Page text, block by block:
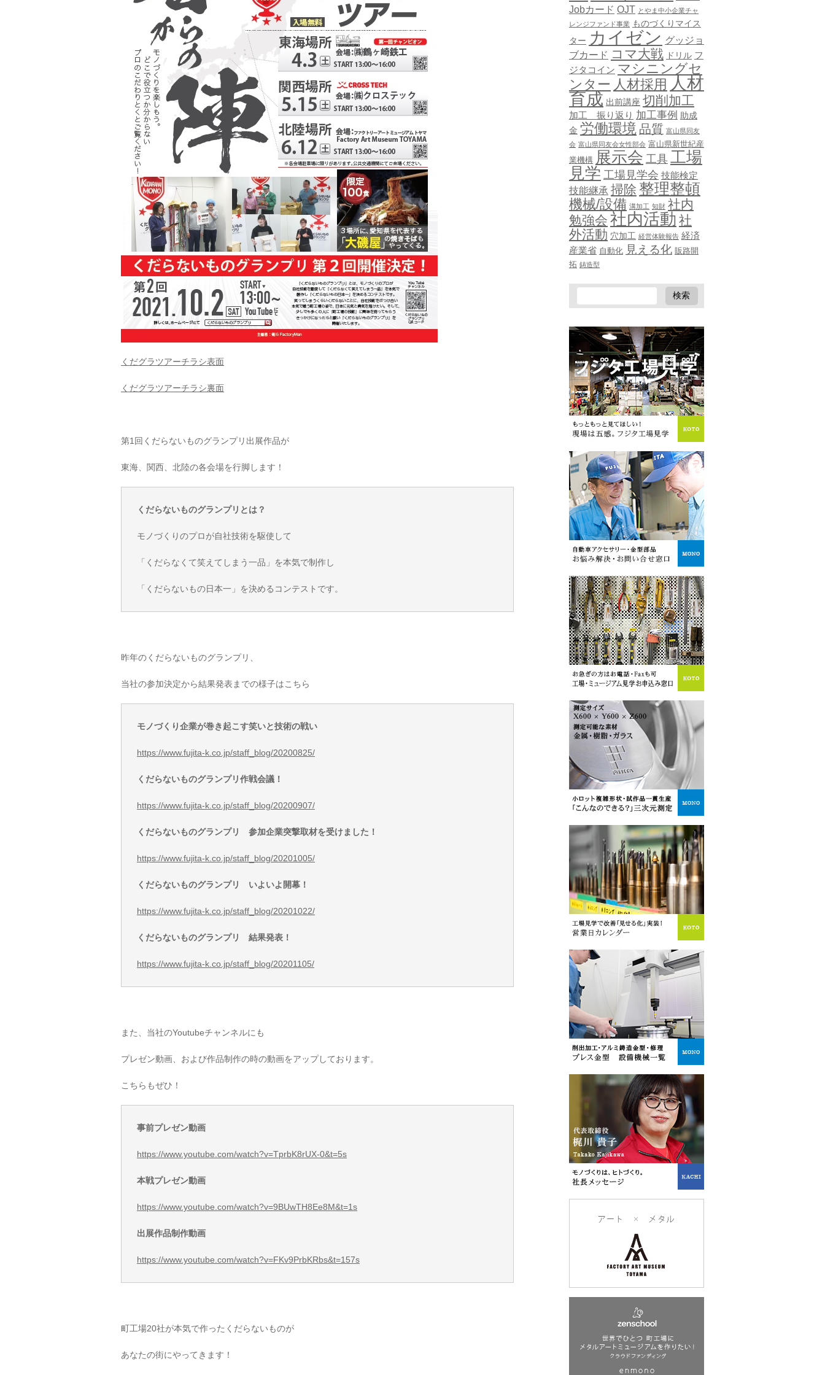
くだグラツアーチラシ表面
くだグラツアーチラシ裏面
第1回くだらないものグランプリ出展作品が
東海、関西、北陸の各会場を行脚します！
くだらないものグランプリとは？
モノづくりのプロが自社技術を駆使して
「くだらなくて笑えてしまう一品」を本気で制作し
「くだらないもの日本一」を決めるコンテストです。
昨年のくだらないものグランプリ、
当社の参加決定から結果発表までの様子はこちら
モノづくり企業が巻き起こす笑いと技術の戦い
https://www.fujita-k.co.jp/staff_blog/20200825/
くだらないものグランプリ作戦会議！
https://www.fujita-k.co.jp/staff_blog/20200907/
くだらないものグランプリ 参加企業突撃取材を受けました！
https://www.fujita-k.co.jp/staff_blog/20201005/
くだらないものグランプリ いよいよ開幕！
https://www.fujita-k.co.jp/staff_blog/20201022/
くだらないものグランプリ 結果発表！
https://www.fujita-k.co.jp/staff_blog/20201105/
また、当社のYoutubeチャンネルにも
プレゼン動画、および作品制作の時の動画をアップしております。
こちらもぜひ！
事前プレゼン動画
https://www.youtube.com/watch?v=TprbK8rUX-0&t=5s
本戦プレゼン動画
https://www.youtube.com/watch?v=9BUwTH8Ee8M&t=1s
出展作品制作動画
https://www.youtube.com/watch?v=FKv9PrbKRbs&t=157s
町工場20社が本気で作ったくだらないものが
あなたの街にやってきます！
Jobカード OJT とやま中小企業チャ
レンジファンド事業 ものづくりマイス
ター カイゼン グッジョ
ブカード コマ大戦 ドリル フ
ジタコイン マシニングセ
ンター 人材採用 人材
育成 出前講座 切削加工
加工 振り返り 加工事例 助成
金 労働環境 品質 富山県同友
会 富山県同友会女性部会 富山県新世紀産
業機構 展示会 工具 工場
見学 工場見学会 技能検定
技能継承 掃除 整理整頓
機械/設備 溝加工 知財 社内
勉強会 社内活動 社
外活動 穴加工 経営体験報告 経済
産業省 自動化 見える化 販路開
拓 鋳造型